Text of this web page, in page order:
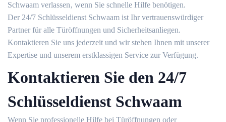
Schwaam verlassen‚ wenn Sie schnelle Hilfe benötigen.​
Der 24/7 Schlüsseldienst Schwaam ist Ihr vertrauenswürdiger
Partner für alle Türöffnungen und Sicherheitsanliegen.​
Kontaktieren Sie uns jederzeit und wir stehen Ihnen mit unserer
Expertise und unserem erstklassigen Service zur Verfügung.​
Kontaktieren Sie den 24/7
Schlüsseldienst Schwaam
Wenn Sie professionelle Hilfe bei Türöffnungen oder